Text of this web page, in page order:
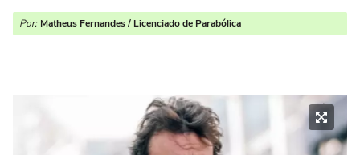
Por: Matheus Fernandes / Licenciado de Parabólica